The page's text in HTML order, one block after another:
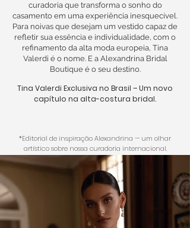
curadoria que transforma o sonho do
casamento em uma experiência inesquecível.
Para noivas que desejam um vestido capaz de
refletir sua essência e individualidade, com o
refinamento da alta moda europeia, Tina
Valerdi é o nome. E a Alexandrina Bridal
Boutique é o seu destino.
Tina Valerdi Exclusiva no Brasil – Um novo
capítulo na alta-costura bridal.
*Editorial de inspiração Alexandrina — um olhar
artístico sobre nossa curadoria internacional.